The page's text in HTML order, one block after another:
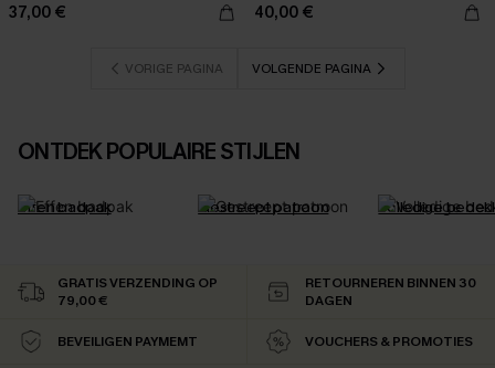
37,00 € 40,00 €
VORIGE PAGINA VOLGENDE PAGINA
ONTDEK POPULAIRE STIJLEN
Effen badpak Gestreept patroon Volledige
GRATIS VERZENDING OP
79,00 €
RETOURNEREN BINNEN 30
DAGEN
BEVEILIGEN PAYMEMT VOUCHERS & PROMOTIES